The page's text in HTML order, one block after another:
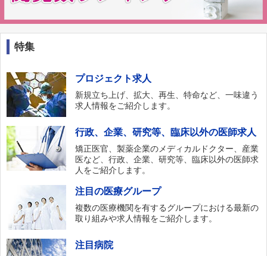
特集
プロジェクト求人
新規立ち上げ、拡大、再生、特命など、一味違う
求人情報をご紹介します。
行政、企業、研究等、臨床以外の医師求人
矯正医官、製薬企業のメディカルドクター、産業
医など、行政、企業、研究等、臨床以外の医師求
人をご紹介します。
注目の医療グループ
複数の医療機関を有するグループにおける最新の
取り組みや求人情報をご紹介します。
注目病院